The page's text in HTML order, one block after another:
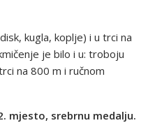
kugla, koplje) i u trci na
je bilo i u: troboju
na 800 m i ručnom
mjesto, srebrnu medalju.